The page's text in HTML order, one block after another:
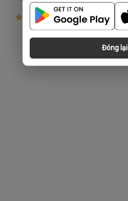
Đóng lại
(37)